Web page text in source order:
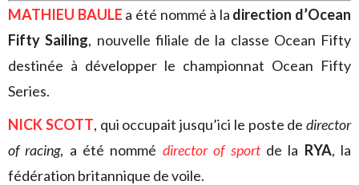
MATHIEU BAULE a été nommé à la direction d’Ocean
Fifty Sailing, nouvelle filiale de la classe Ocean Fifty
destinée à développer le championnat Ocean Fifty
Series.
NICK SCOTT, qui occupait jusqu’ici le poste de director
of racing, a été nommé director of sportde la RYA, la
fédération britannique de voile.